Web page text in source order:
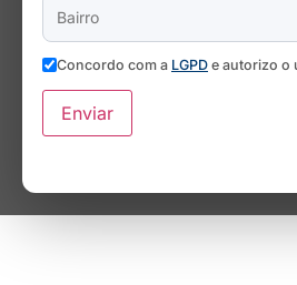
Concordo com a LGPD e autorizo o
Enviar